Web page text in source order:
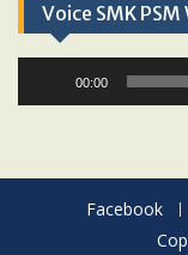
Voice SMK
00:00
Facebook